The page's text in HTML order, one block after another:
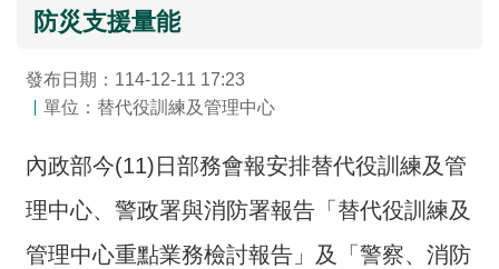
本
部
簡
防災支援量能
發布日期：114-12-11 17:23
單位：替代役訓練及管理中心
內政部今(11)日部務會報安排替代役訓練及管
理中心、警政署與消防署報告「替代役訓練及
管理中心重點業務檢討報告」及「警察、消防